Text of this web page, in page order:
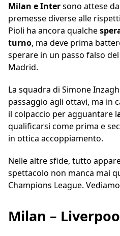
Milan e Intersono attese
premesse diverse alle
Pioli ha ancora qualche
turno, ma deve prima
sperare in un passo falso
Madrid.
La squadra di Simone
passaggio agli ottavi, ma in
il colpaccio per agguantare l
qualificarsi come prima e
in ottica accoppiamento.
Nelle altre sfide, tutto
spettacolo non manca mai
Champions League.
Milan –